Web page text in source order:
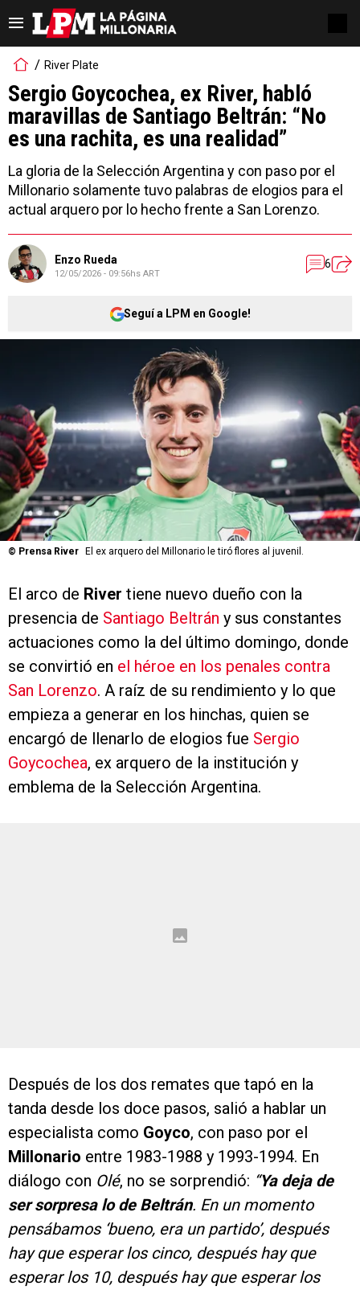
River Plate
Sergio Goycochea, ex River, habló
maravillas de Santiago Beltrán: “No
es una rachita, es una realidad”
La gloria de la Selección Argentina y con paso por el
Millonario solamente tuvo palabras de elogios para el
actual arquero por lo hecho frente a San Lorenzo.
Enzo Rueda
12/05/2026 - 09:56hs ART
6
Seguí a LPM en Google!
© Prensa River El ex arquero del Millonario le tiró flores al juvenil.
El arco de River tiene nuevo dueño con la
presencia de Santiago Beltrán y sus constantes
actuaciones como la del último domingo, donde
se convirtió en el héroe en los penales contra
San Lorenzo. A raíz de su rendimiento y lo que
empieza a generar en los hinchas, quien se
encargó de llenarlo de elogios fue Sergio
Goycochea, ex arquero de la institución y
emblema de la Selección Argentina.
Después de los dos remates que tapó en la
tanda desde los doce pasos, salió a hablar un
especialista como Goyco, con paso por el
Millonario entre 1983-1988 y 1993-1994. En
diálogo con Olé, no se sorprendió: “Ya deja de
ser sorpresa lo de Beltrán. En un momento
pensábamos ‘bueno, era un partido’, después
hay que esperar los cinco, después hay que
esperar los 10, después hay que esperar los